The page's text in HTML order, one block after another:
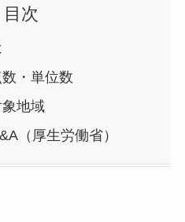
目次
・単位数
地域
（厚生労働省）